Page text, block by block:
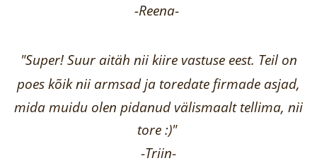
-Reena-
"Super! Suur aitäh nii kiire vastuse eest. Teil on
poes kõik nii armsad ja toredate firmade asjad,
mida muidu olen pidanud välismaalt tellima, nii
tore :)"
-Triin-